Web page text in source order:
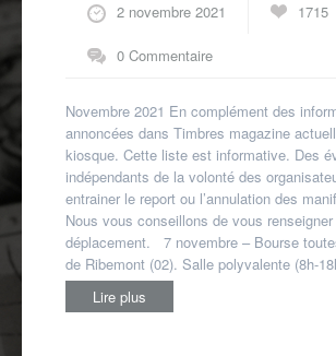
2 novembre 2021 1715
0 Commentaire
Novembre 2021 En complément des
annoncées dans Timbres magazine
kiosque. Cette liste est informative. Des
indépendants de la volonté des
entrainer le report ou l’annulation des
Nous vous conseillons de vous
déplacement. 7 novembre – Bourse
de Ribemont (02). Salle polyvalente (8h-
Lire plus